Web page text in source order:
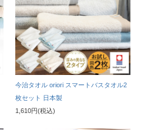
今治タオル oriori スマートバスタオル2
枚セット 日本製
1,610円(税込)